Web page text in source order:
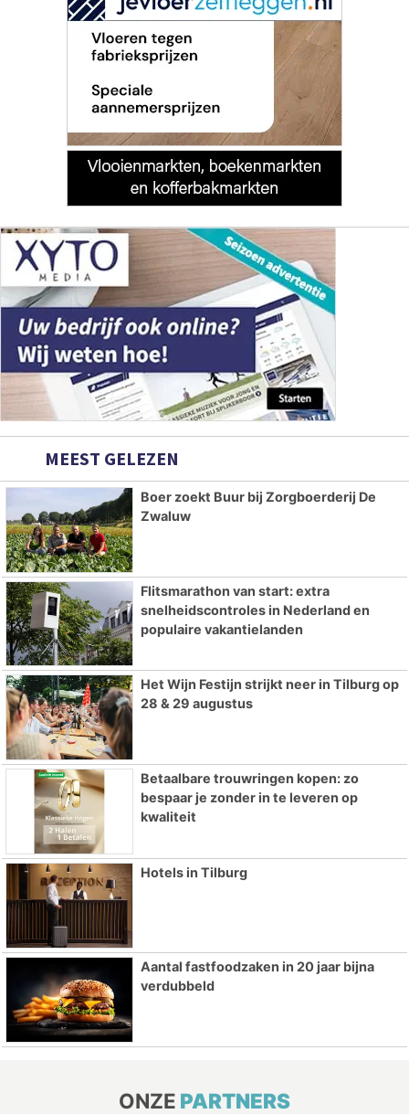
MEEST GELEZEN
Boer zoekt Buur bij Zorgboerderij De
Zwaluw
Flitsmarathon van start: extra
snelheidscontroles in Nederland en
populaire vakantielanden
Het Wijn Festijn strijkt neer in Tilburg op
28 & 29 augustus
Betaalbare trouwringen kopen: zo
bespaar je zonder in te leveren op
kwaliteit
Hotels in Tilburg
Aantal fastfoodzaken in 20 jaar bijna
verdubbeld
ONZE PARTNERS